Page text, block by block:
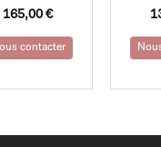
165,00€
contacter